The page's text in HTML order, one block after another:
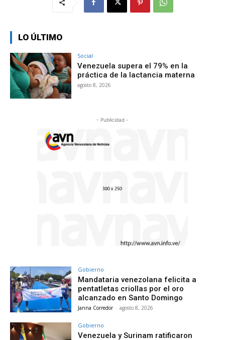
LO ÚLTIMO
Social
Venezuela supera el 79% en la
práctica de la lactancia materna
agosto 8, 2026
- Publicidad -
Gobierno
Mandataria venezolana felicita a
pentatletas criollas por el oro
alcanzado en Santo Domingo
Janna Corredor - agosto 8, 2026
Gobierno
Venezuela y Surinam ratificaron